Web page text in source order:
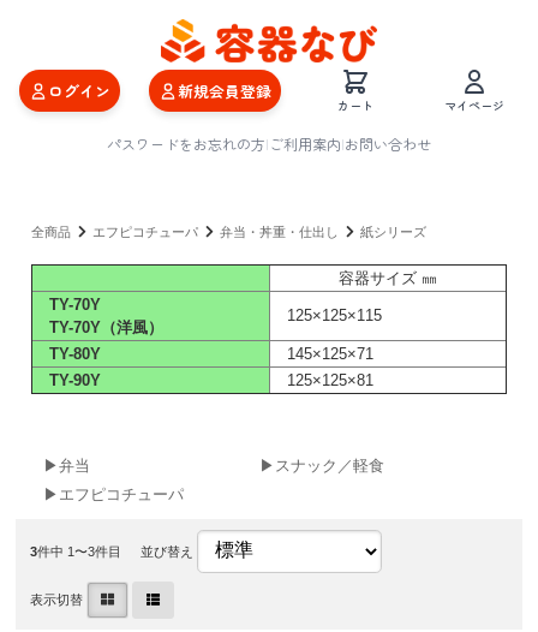
ログイン 新規会員登録
カート マイページ
パスワードをお忘れの方|ご利用案内|お問い合わせ
全商品 エフピコチューパ 弁当・丼重・仕出し 紙シリーズ
容器サイズ ㎜
TY-70Y
TY-70Y（洋風）
125×125×115
TY-80Y
145×125×71
TY-90Y
125×125×81
▶弁当
▶スナック／軽食
▶エフピコチューパ
3件中 1〜3件目 並び替え
表示切替